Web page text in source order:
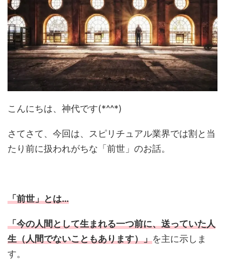
こんにちは、神代です(*^^*)
さてさて、今回は、スピリチュアル業界では割と当
たり前に扱われがちな「前世」のお話。
「前世」とは…
「今の人間として生まれる一つ前に、送っていた人
生（人間でないこともあります）」を主に示しま
す。